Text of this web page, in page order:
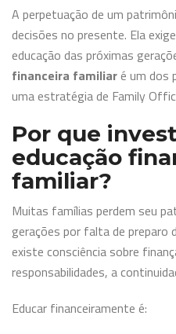
A perpetuação de um
decisões no presente. Ela
educação das próximas
financeira familiaré um dos
uma estratégia de Family
Por que
educação
familiar?
Muitas famílias perdem seu
gerações por falta de preparo
existe consciência sobre
responsabilidades, a
Educar financeiramente é: